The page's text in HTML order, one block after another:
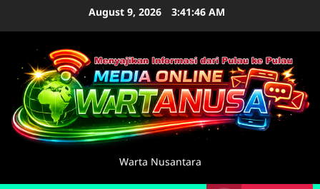
August 9, 2026 3:41:47 AM
Warta Nusantara